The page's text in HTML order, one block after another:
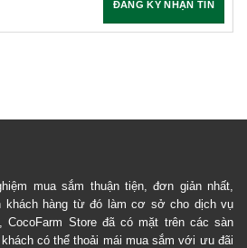
chọn
mua sắm thuận tiện, đơn giản nhất,
khách hàng từ đó làm cơ sở cho dịch vụ
CocoFarm Store đã có mặt trên các sàn
có thể thoải mái mua sắm với ưu đãi